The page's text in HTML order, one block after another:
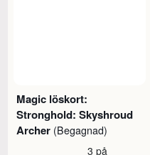
Magic löskort:
Stronghold: Skyshroud
Archer (Begagnad)
3 på